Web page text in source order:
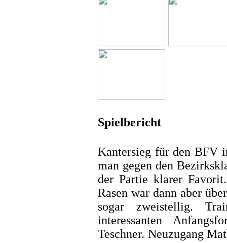
Spielbericht
Kantersieg für den BFV
man gegen den
der Partie klarer
Rasen war dann aber
sogar zweistellig.
interessanten
Teschner. Neuzugang